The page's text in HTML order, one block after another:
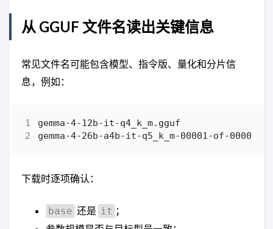
从 GGUF 文件名读出关键信息
常见文件名可能包含模型、指令版、量化和分片信
息，例如：
下载时逐项确认：
base 还是 it ；